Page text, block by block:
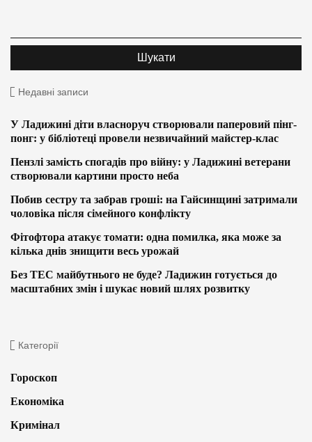
Недавні записи
У Ладижині діти власноруч створювали паперовий пінг-
понг: у бібліотеці провели незвичайний майстер-клас
Пензлі замість спогадів про війну: у Ладижині ветерани
створювали картини просто неба
Побив сестру та забрав гроші: на Гайсинщині затримали
чоловіка після сімейного конфлікту
Фітофтора атакує томати: одна помилка, яка може за
кілька днів знищити весь урожай
Без ТЕС майбутнього не буде? Ладижин готується до
масштабних змін і шукає новий шлях розвитку
Категорії
Гороскоп
Економіка
Кримінал